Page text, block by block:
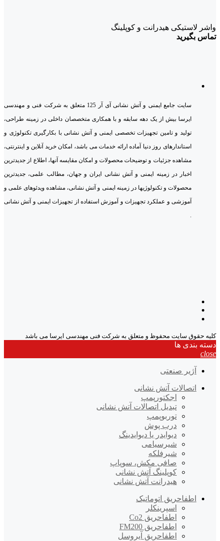
واشر لاستیکی هیدرانت و کوپلینگ
تماس بگیرید
سایت جامع ایمنی و آتش نشانی آی آر 125 متعلق به شرکت فنی و مهندسی
ایرسا بیش از یک دهه سابقه و با همکاری متخصصان داخلی در زمینه طراحی،
تولید و تامین تجهیزات تخصصی ایمنی و آتش نشانی با بکارگیری تکنولوژی و
استاندارهای روز دنیا آماده ارائه خدمات می باشد، امکان خرید آنلاین و اینترنتی،
مشاهده جزئیات و توضیحات محصولات و امکان مقایسه آنها، اطلاع از جدیدترین
اخبار در زمینه ایمنی و آتش نشانی ایران و جهان، مطالب علمی، جدیدترین
محصولات و تکنولوژیها در زمینه ایمنی و آتش نشانی، مشاهده ویدئوهای علمی و
آموزشی و عملکرد تجهیزات و آموزش استفاده از تجهیزات ایمنی و آتش نشانی
.
کلیه حقوق سایت محفوظ و متعلق به شرکت فنی مهندسی ایرسا می باشد
دسته بندی ها
close
آژیر صنعتی
اتصالات آتش نشانی
اجکتورپمپ
تبدیل اتصالات آتش نشانی
توربوپمپ
درب پوش
دیوایدر یا دیوایدینگ
شیرسیامی
شیرفلکه
صافی مکش، سوپاپ
کوپلینگ آتش نشانی
هیدرانت آتش نشانی
اطفاحریق اتوماتیک
اسپرینکلر
اطفاحریق Co2
اطفاحریق FM200
اطفاحریق آیروسل